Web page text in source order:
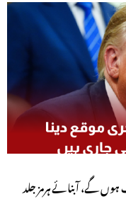
گے، آبنائے ہرمز جلد